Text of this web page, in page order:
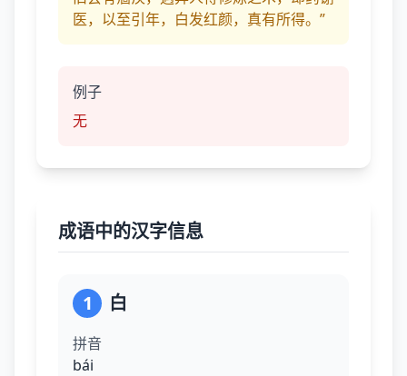
医，以至引年，白发红颜，真有所得。”
例子
无
成语中的汉字信息
1 白
拼音
bái